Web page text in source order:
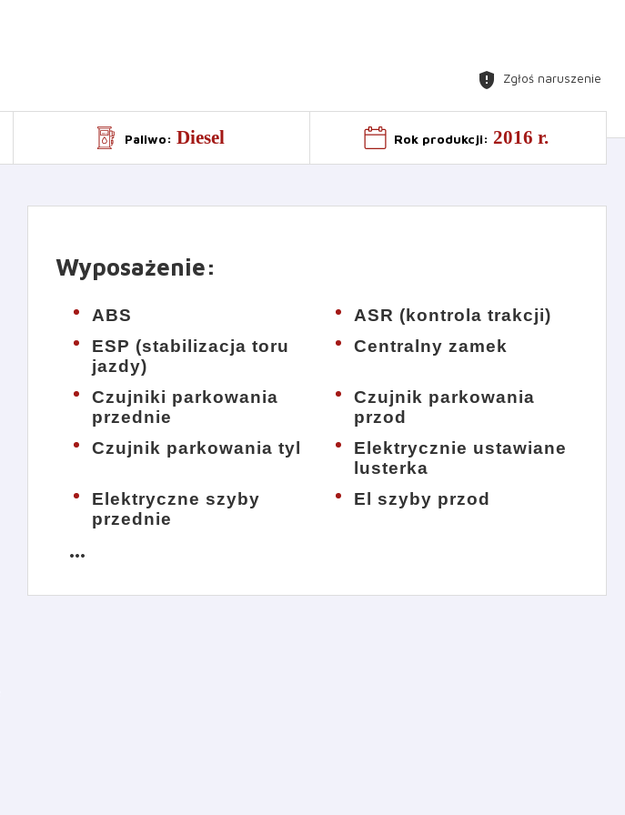
gpp_maybe Zgłoś naruszenie
Paliwo: Diesel Rok produkcji: 2016 r.
Wyposażenie:
ABS
ASR (kontrola trakcji)
ESP (stabilizacja toru
jazdy)
Centralny zamek
Czujniki parkowania
przednie
Czujnik parkowania
przod
Czujnik parkowania tyl
Elektrycznie ustawiane
lusterka
Elektryczne szyby
przednie
El szyby przod
more_horiz